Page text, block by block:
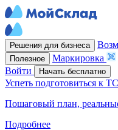
Решения для бизнеса
Полезное
Маркировка
Войти
Начать бесплатно
Успеть подготовиться к
Пошаговый план,
Подробнее